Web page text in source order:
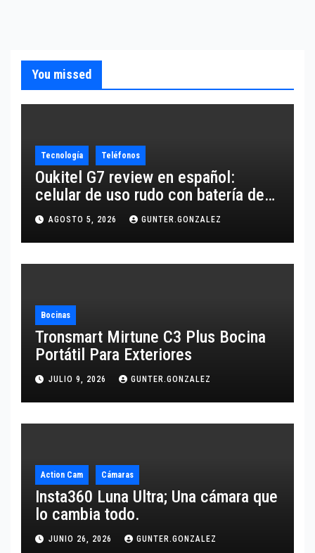
You missed
Tecnología Teléfonos
Oukitel G7 review en español:
celular de uso rudo con batería de
10,600 mAh
AGOSTO 5, 2026 GUNTER.GONZALEZ
Bocinas
Tronsmart Mirtune C3 Plus Bocina
Portátil Para Exteriores
JULIO 9, 2026 GUNTER.GONZALEZ
Action Cam Cámaras
Insta360 Luna Ultra; Una cámara que
lo cambia todo.
JUNIO 26, 2026 GUNTER.GONZALEZ